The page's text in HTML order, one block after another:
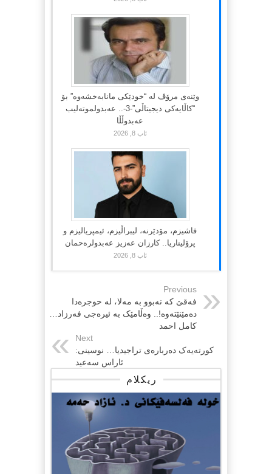
وێنەی مرۆڤ لە “خودێکی مانابەخشەوە” بۆ
“کاڵایەکی دیجیتاڵی”-3-.. عەبدولموتەلیب
عەبدوڵڵا
ئاب 8, 2026
فاشیزم، مۆدێرنە، لیبراڵیزم، ئیمپریالیزم و
پرۆلیتاریا.. کارزان عەزیز عەبدولرەحمان
ئاب 8, 2026
Previous
فەقێ کە نەبوو بە مەلا، لە حوجرەدا
دەمێنێتەوە!.. وەڵامێک بە ئیرەجی فەرزاد…
کامل احمد
Next
کورتەیەک دەربارەی تراجیدیا… نوسینی:
ئاراس سەعید
ریکلام